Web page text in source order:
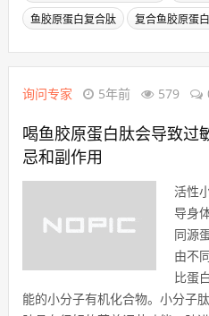
鱼胶原蛋白复合肽 复合鱼胶原蛋
询问专家 5年前 579
喝鱼胶原蛋白肽会导致过
忌和副作用
活性
导身
同源
由不
比蛋
能的小分子有机化合物。小分子